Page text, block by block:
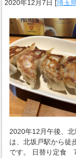
2020年12月7日 [埼玉
2020年12月午後、
は、北坂戸駅から徒
です。 日替り定食